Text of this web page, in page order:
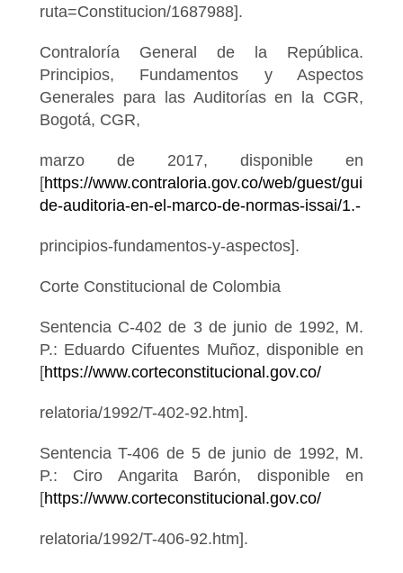
ruta=Constitucion/1687988].
Contraloría General de la República.
Principios, Fundamentos y Aspectos
Generales para las Auditorías en la CGR,
Bogotá, CGR,
marzo de 2017, disponible en
[https://www.contraloria.gov.co/web/guest/guia-
de-auditoria-en-el-marco-de-normas-issai/1.-
principios-fundamentos-y-aspectos].
Corte Constitucional de Colombia
Sentencia C-402 de 3 de junio de 1992, M.
P.: Eduardo Cifuentes Muñoz, disponible en
[https://www.corteconstitucional.gov.co/
relatoria/1992/T-402-92.htm].
Sentencia T-406 de 5 de junio de 1992, M.
P.: Ciro Angarita Barón, disponible en
[https://www.corteconstitucional.gov.co/
relatoria/1992/T-406-92.htm].